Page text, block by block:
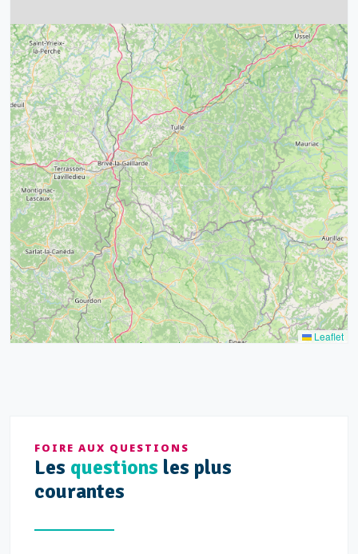
4
15
21
14
32
39
52 68
43
Leaflet
FOIRE AUX QUESTIONS
Les questions les plus
courantes